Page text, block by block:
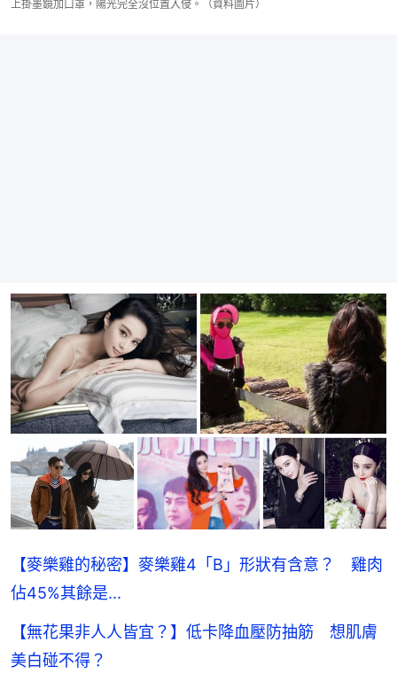
上掛墨鏡加口罩，陽光完全沒位置入侵。（資料圖片）
【麥樂雞的秘密】麥樂雞4「B」形狀有含意？ 雞肉
佔45%其餘是...
【無花果非人人皆宜？】低卡降血壓防抽筋 想肌膚
美白碰不得？